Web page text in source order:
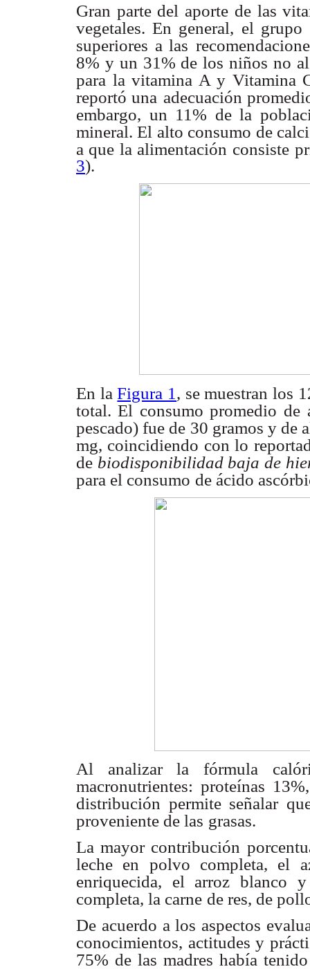
Gran parte del aporte de las
vegetales. En general, el grupo
superiores a las
8% y un 31% de los niños no
para la vitamina A y Vitamina
reportó una adecuación
embargo, un 11% de la
mineral. El alto consumo de
a que la alimentación consiste
3).
En laFigura 1 , se muestran los
total. El consumo promedio de
pescado) fue de 30 gramos y de
mg, coincidiendo con lo
de biodisponibilidad baja de
para el consumo de ácido
Al analizar la fórmula
macronutrientes: proteínas
distribución permite señalar
proveniente de las grasas.
La mayor contribución
leche en polvo completa, el
enriquecida, el arroz blanco y
completa, la carne de res, de
De acuerdo a los aspectos
conocimientos, actitudes y
75% de las madres había